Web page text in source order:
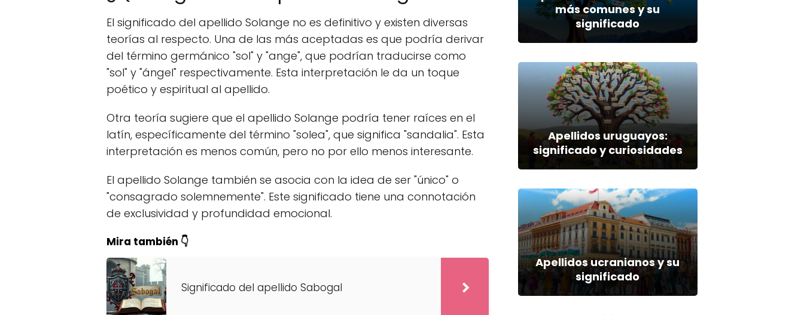
El significado del apellido Solange no es definitivo y existen diversas
teorías al respecto. Una de las más aceptadas es que podría derivar
del término germánico "sol" y "ange", que podrían traducirse como
"sol" y "ángel" respectivamente. Esta interpretación le da un toque
poético y espiritual al apellido.
Otra teoría sugiere que el apellido Solange podría tener raíces en el
latín, específicamente del término "solea", que significa "sandalia". Esta
interpretación es menos común, pero no por ello menos interesante.
El apellido Solange también se asocia con la idea de ser "único" o
"consagrado solemnemente". Este significado tiene una connotación
de exclusividad y profundidad emocional.
Mira también 👇
Significado del apellido Sabogal
más comunes y su
significado
Apellidos uruguayos:
significado y curiosidades
Apellidos ucranianos y su
significado